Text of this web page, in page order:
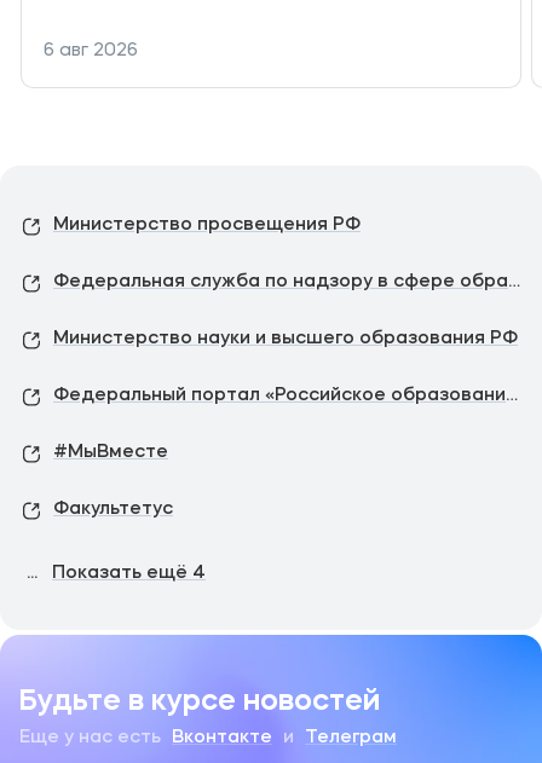
6 авг 2026
Министерство просвещения РФ
Федеральная служба по надзору в сфере образования и науки
Министерство науки и высшего образования РФ
Федеральный портал «Российское образование»
#МыВместе
Факультетус
... Показать ещё 4
Будьте в курсе новостей
Еще у нас есть Вконтакте и Телеграм